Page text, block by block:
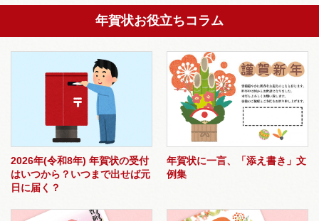
年賀状お役立ちコラム
2026年(令和8年) 年賀状の受付
はいつから？いつまで出せば元
日に届く？
年賀状に一言、「添え書き」文
例集